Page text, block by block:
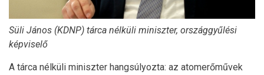
Süli János (KDNP) tárca nélküli miniszter, országgyűlési
képviselő
A tárca nélküli miniszter hangsúlyozta: az atomerőművek